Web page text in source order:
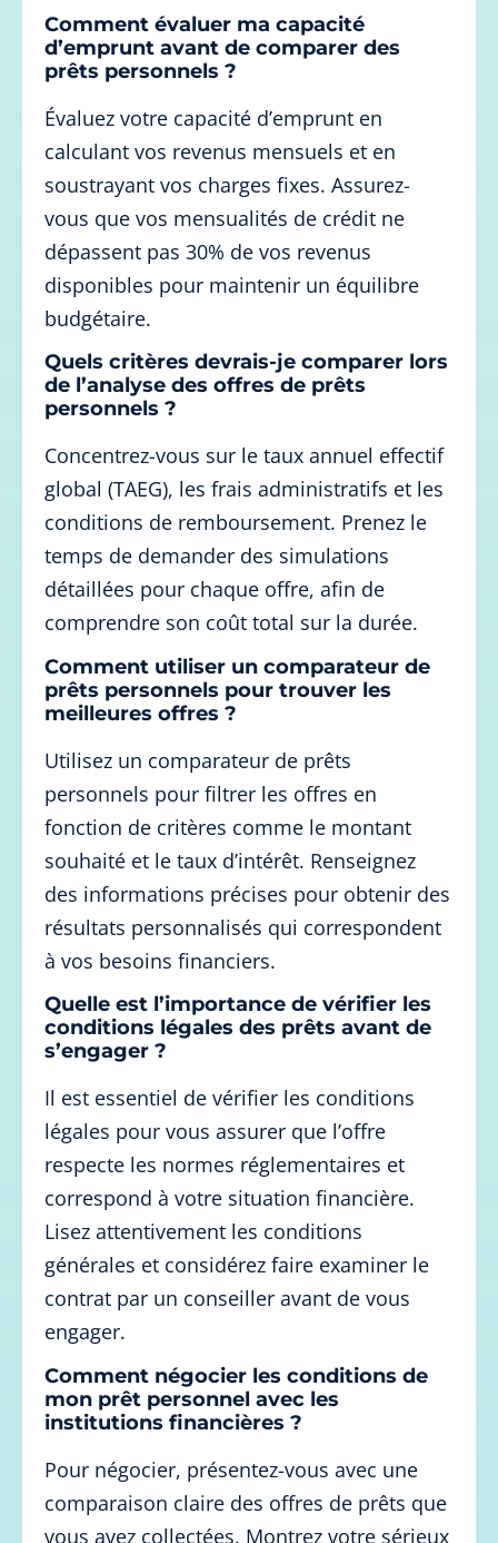
Comment évaluer ma capacité
d’emprunt avant de comparer des
prêts personnels ?
Évaluez votre capacité d’emprunt en
calculant vos revenus mensuels et en
soustrayant vos charges fixes. Assurez-
vous que vos mensualités de crédit ne
dépassent pas 30% de vos revenus
disponibles pour maintenir un équilibre
budgétaire.
Quels critères devrais-je comparer lors
de l’analyse des offres de prêts
personnels ?
Concentrez-vous sur le taux annuel effectif
global (TAEG), les frais administratifs et les
conditions de remboursement. Prenez le
temps de demander des simulations
détaillées pour chaque offre, afin de
comprendre son coût total sur la durée.
Comment utiliser un comparateur de
prêts personnels pour trouver les
meilleures offres ?
Utilisez un comparateur de prêts
personnels pour filtrer les offres en
fonction de critères comme le montant
souhaité et le taux d’intérêt. Renseignez
des informations précises pour obtenir des
résultats personnalisés qui correspondent
à vos besoins financiers.
Quelle est l’importance de vérifier les
conditions légales des prêts avant de
s’engager ?
Il est essentiel de vérifier les conditions
légales pour vous assurer que l’offre
respecte les normes réglementaires et
correspond à votre situation financière.
Lisez attentivement les conditions
générales et considérez faire examiner le
contrat par un conseiller avant de vous
engager.
Comment négocier les conditions de
mon prêt personnel avec les
institutions financières ?
Pour négocier, présentez-vous avec une
comparaison claire des offres de prêts que
vous avez collectées. Montrez votre sérieux